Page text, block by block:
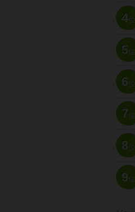
4位
5位
6位
7位
8位
9位